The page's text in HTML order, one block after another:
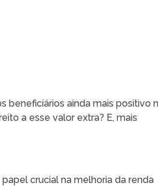
beneficiários ainda mais positivo
a esse valor extra? E, mais
crucial na melhoria da renda